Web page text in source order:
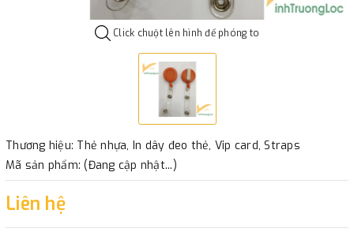
Click chuột lên hình để phóng to
Thương hiệu: Thẻ nhựa, In dây đeo thẻ, Vip card, Straps
Mã sản phẩm: (Đang cập nhật...)
Liên hệ